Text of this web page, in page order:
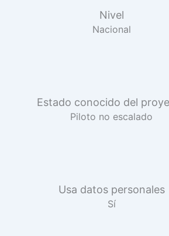
Nivel
Nacional
Estado conocido del
Piloto no escalado
Usa datos personales
Sí